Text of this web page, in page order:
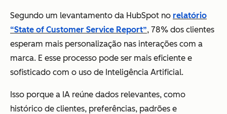
Segundo um levantamento da HubSpot no relatório
“State of Customer Service Report”, 78% dos clientes
esperam mais personalização nas interações com a
marca. E esse processo pode ser mais eficiente e
sofisticado com o uso de Inteligência Artificial.
Isso porque a IA reúne dados relevantes, como
histórico de clientes, preferências, padrões e